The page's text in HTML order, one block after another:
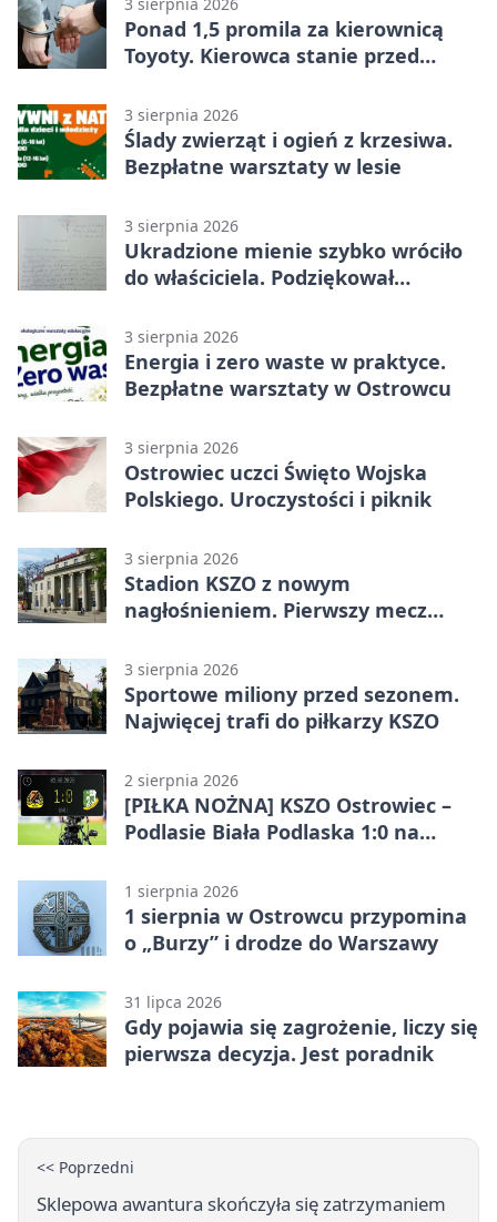
3 sierpnia 2026
Ponad 1,5 promila za kierownicą
Toyoty. Kierowca stanie przed
3 sierpnia 2026
Ślady zwierząt i ogień z krzesiwa.
Bezpłatne warsztaty w lesie
3 sierpnia 2026
Ukradzione mienie szybko wróciło
do właściciela. Podziękował
3 sierpnia 2026
Energia i zero waste w praktyce.
Bezpłatne warsztaty w Ostrowcu
3 sierpnia 2026
Ostrowiec uczci Święto Wojska
Polskiego. Uroczystości i piknik
3 sierpnia 2026
Stadion KSZO z nowym
nagłośnieniem. Pierwszy mecz
3 sierpnia 2026
Sportowe miliony przed sezonem.
Najwięcej trafi do piłkarzy KSZO
2 sierpnia 2026
[PIŁKA NOŻNA] KSZO Ostrowiec –
Podlasie Biała Podlaska 1:0 na
(Grupa IV)
1 sierpnia 2026
1 sierpnia w Ostrowcu przypomina
o „Burzy” i drodze do Warszawy
31 lipca 2026
Gdy pojawia się zagrożenie, liczy się
pierwsza decyzja. Jest poradnik
<< Poprzedni
Sklepowa awantura skończyła się zatrzymaniem